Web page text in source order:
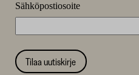
Sähköpostiosoite
Tilaa uutiskirje